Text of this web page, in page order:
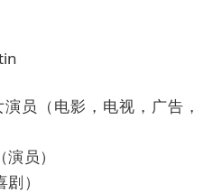
员（电影，电视，广告，
员）
）